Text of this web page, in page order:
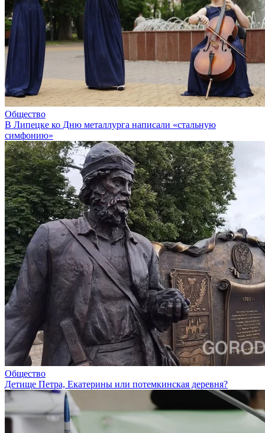
Общество
В Липецке ко Дню металлурга написали «стальную
симфонию»
Общество
Детище Петра, Екатерины или потемкинская деревня?